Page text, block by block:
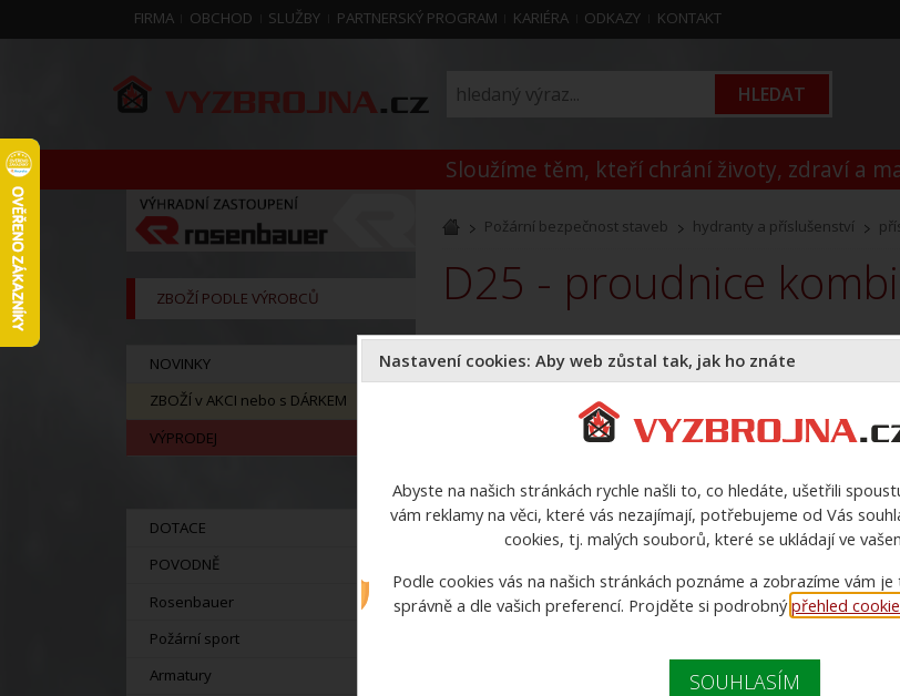
FIRMA OBCHOD SLUŽBY PARTNERSKÝ PROGRAM KARIÉRA ODKAZY KONTAKT
Sloužíme těm, kteří chrání životy, zdraví a
ZBOŽÍ PODLE VÝROBCŮ
NOVINKY
ZBOŽÍ v AKCI nebo s DÁRKEM
VÝPRODEJ
DOTACE
POVODNĚ
Rosenbauer
Požární sport
Armatury
Požární bezpečnost staveb hydranty a příslušenství
D25 - proudnice
Nastavení cookies: Aby web zůstal tak, jak ho znáte
Abyste na našich stránkách rychle našli to, co hledáte, ušetřili
vám reklamy na věci, které vás nezajímají, potřebujeme od Vás
cookies, tj. malých souborů, které se ukládají ve
Podle cookies vás na našich stránkách poznáme a zobrazíme vám
správně a dle vašich preferencí. Projděte si podrobnýpřehled
SOUHLASÍM